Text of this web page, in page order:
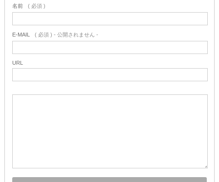
名前 ( 必須 )
E-MAIL ( 必須 ) - 公開されません -
URL